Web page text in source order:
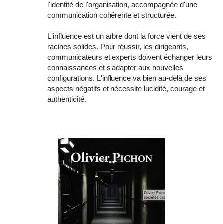
l'identité de l'organisation, accompagnée d'une
communication cohérente et structurée.
L'influence est un arbre dont la force vient de ses
racines solides. Pour réussir, les dirigeants,
communicateurs et experts doivent échanger leurs
connaissances et s'adapter aux nouvelles
configurations. L'influence va bien au-delà de ses
aspects négatifs et nécessite lucidité, courage et
authenticité.